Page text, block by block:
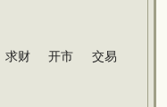
求财 开市
交易